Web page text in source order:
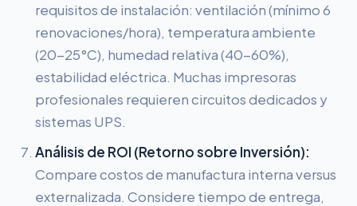
requisitos de instalación: ventilación (mínimo 6
renovaciones/hora), temperatura ambiente
(20-25°C), humedad relativa (40-60%),
estabilidad eléctrica. Muchas impresoras
profesionales requieren circuitos dedicados y
sistemas UPS.
Análisis de ROI (Retorno sobre Inversión):
Compare costos de manufactura interna versus
externalizada. Considere tiempo de entrega,